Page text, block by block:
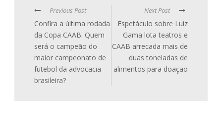
Previous Post
Confira a última rodada
da Copa CAAB. Quem
será o campeão do
maior campeonato de
futebol da advocacia
brasileira?
Next Post
Espetáculo sobre Luiz
Gama lota teatros e
CAAB arrecada mais de
duas toneladas de
alimentos para doação